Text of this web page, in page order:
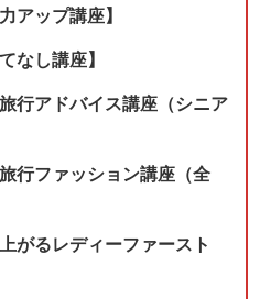
アップ講座】
なし講座】
行アドバイス講座（シニア
行ファッション講座（全
がるレディーファースト